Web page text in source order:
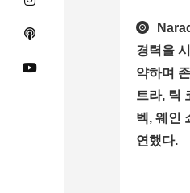
경력을
약하며
트라, 틱
벡, 웨인
연했다.